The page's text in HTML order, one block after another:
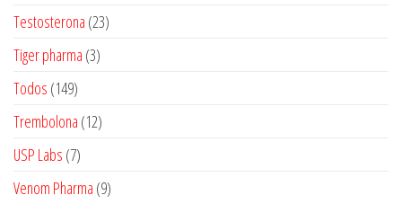
produtos
Testosterona 2323
Tiger pharma 33
Todos 149149
produtos
Trembolona 1212
USP Labs 77
produtos
Venom Pharma 99